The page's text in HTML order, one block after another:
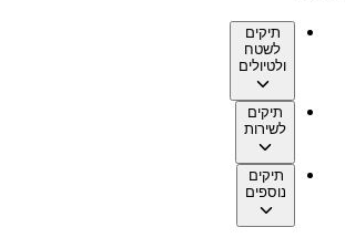
תיקים
לשטח
ולטיולים
תיקים
לשירות
תיקים
נוספים